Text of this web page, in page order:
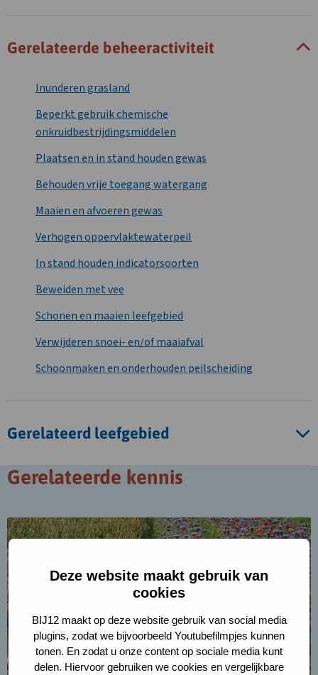
Deze website maakt gebruik van
cookies
BIJ12 maakt op deze website gebruik van social media
plugins, zodat we bijvoorbeeld Youtubefilmpjes kunnen
tonen. En zodat u onze content op sociale media kunt
delen. Hiervoor gebruiken we cookies en vergelijkbare
Gerelateerde beheeractiviteit
Inunderen grasland
Beperkt gebruik chemische
onkruidbestrijdingsmiddelen
Plaatsen en in stand houden gewas
Behouden vrije toegang watergang
Maaien en afvoeren gewas
Verhogen oppervlaktewaterpeil
In stand houden indicatorsoorten
Beweiden met vee
Schonen en maaien leefgebied
Verwijderen snoei- en/of maaiafval
Schoonmaken en onderhouden peilscheiding
Gerelateerd leefgebied
Gerelateerde kennis
Lees
meer
over
Betalingen
aan
het
collectief
en
deelnemers